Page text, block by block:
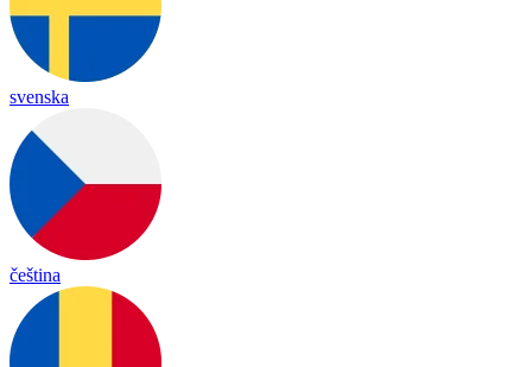
svenska
čeština